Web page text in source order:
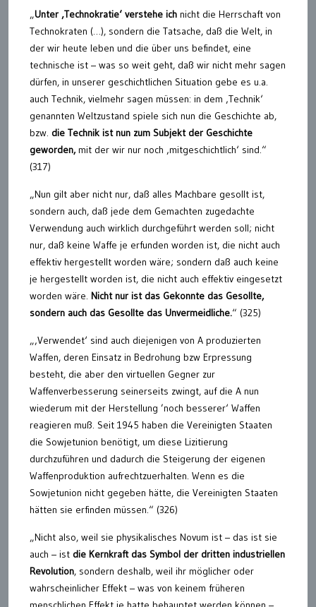
„Unter ‚Technokratie‘ verstehe ich nicht die Herrschaft von
Technokraten (…), sondern die Tatsache, daß die Welt, in
der wir heute leben und die über uns befindet, eine
technische ist – was so weit geht, daß wir nicht mehr sagen
dürfen, in unserer geschichtlichen Situation gebe es u.a.
auch Technik, vielmehr sagen müssen: in dem ‚Technik‘
genannten Weltzustand spiele sich nun die Geschichte ab,
bzw. die Technik ist nun zum Subjekt der Geschichte
geworden,mit der wir nur noch ‚mitgeschichtlich‘ sind.“
(317)
„Nun gilt aber nicht nur, daß alles Machbare gesollt ist,
sondern auch, daß jede dem Gemachten zugedachte
Verwendung auch wirklich durchgeführt werden soll; nicht
nur, daß keine Waffe je erfunden worden ist, die nicht auch
effektiv hergestellt worden wäre; sondern daß auch keine
je hergestellt worden ist, die nicht auch effektiv eingesetzt
worden wäre. Nicht nur ist das Gekonnte das Gesollte,
sondern auch das Gesollte das Unvermeidliche.“ (325)
„‚Verwendet‘ sind auch diejenigen von A produzierten
Waffen, deren Einsatz in Bedrohung bzw Erpressung
besteht, die aber den virtuellen Gegner zur
Waffenverbesserung seinerseits zwingt, auf die A nun
wiederum mit der Herstellung ’noch besserer‘ Waffen
reagieren muß. Seit 1945 haben die Vereinigten Staaten
die Sowjetunion benötigt, um diese Lizitierung
durchzuführen und dadurch die Steigerung der eigenen
Waffenproduktion aufrechtzuerhalten. Wenn es die
Sowjetunion nicht gegeben hätte, die Vereinigten Staaten
hätten sie erfinden müssen.“ (326)
„Nicht also, weil sie physikalisches Novum ist – das ist sie
auch – ist die Kernkraft das Symbol der dritten industriellen
Revolution, sondern deshalb, weil ihr möglicher oder
wahrscheinlicher Effekt – was von keinem früheren